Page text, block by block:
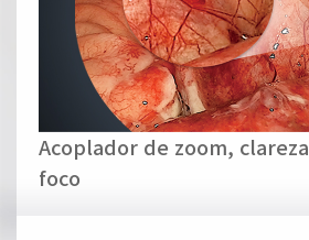
Acoplador de zoom,
foco